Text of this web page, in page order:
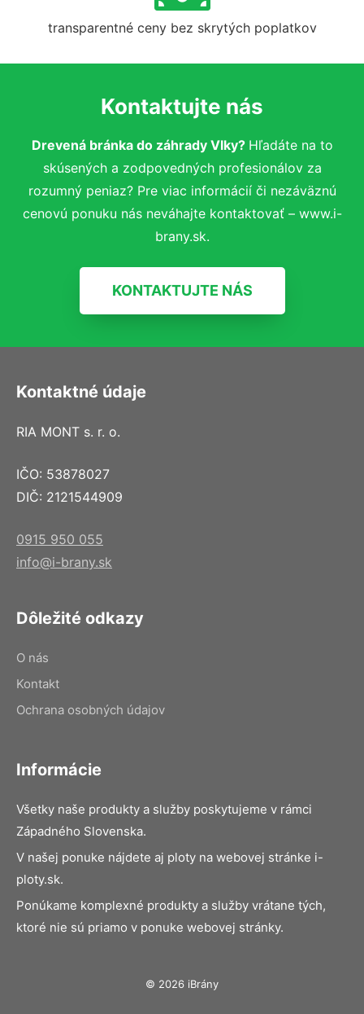
transparentné ceny bez skrytých poplatkov
Kontaktujte nás
Drevená bránka do záhrady Vlky? Hľadáte na to
skúsených a zodpovedných profesionálov za
rozumný peniaz? Pre viac informácií či nezáväznú
cenovú ponuku nás neváhajte kontaktovať – www.i-
brany.sk.
KONTAKTUJTE NÁS
Kontaktné údaje
RIA MONT s. r. o.
IČO: 53878027
DIČ: 2121544909
0915 950 055
info@i-brany.sk
Dôležité odkazy
O nás
Kontakt
Ochrana osobných údajov
Informácie
Všetky naše produkty a služby poskytujeme v rámci
Západného Slovenska.
V našej ponuke nájdete aj ploty na webovej stránke i-
ploty.sk.
Ponúkame komplexné produkty a služby vrátane tých,
ktoré nie sú priamo v ponuke webovej stránky.
© 2026 iBrány